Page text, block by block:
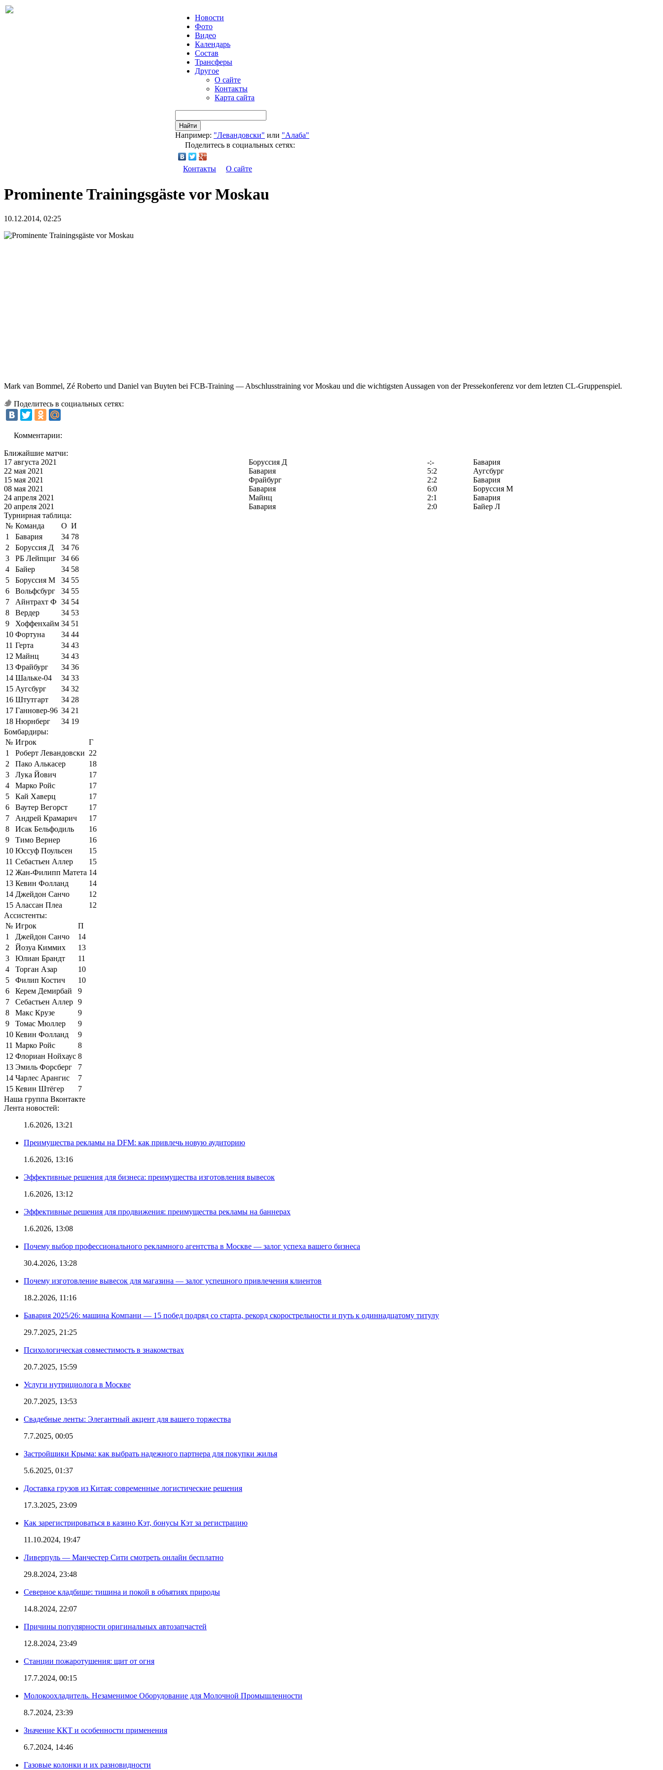
Новости
Фото
Видео
Календарь
Состав
Трансферы
Другое
О сайте
Контакты
Карта сайта
Найти
Например: "Левандовски" или "Алаба"
Поделитесь в социальных сетях:
Контакты О сайте
Prominente Trainingsgäste vor Moskau
10.12.2014, 02:25
Mark van Bommel, Zé Roberto und Daniel van Buyten bei FCB-Training — Abschlusstraining vor Moskau und die wichtigsten Aussagen von der Pressekonferenz vor dem letzten CL-Gruppenspiel.
Поделитесь в социальных сетях:
Комментарии:
Ближайшие матчи:
17 августа 2021
Боруссия Д -:-
Бавария
22 мая 2021
Бавария 5:2
Аугсбург
15 мая 2021
Фрайбург 2:2
Бавария
08 мая 2021
Бавария 6:0
Боруссия М
24 апреля 2021
Майнц 2:1
Бавария
20 апреля 2021
Бавария 2:0
Байер Л
Турнирная таблица:
№ Команда О И
1
Бавария 34 78
2
Боруссия Д 34 76
3
РБ Лейпциг 34 66
4
Байер 34 58
5
Боруссия М 34 55
6
Вольфсбург 34 55
7
Айнтрахт Ф 34 54
8
Вердер 34 53
9
Хоффенхайм 34 51
10 Фортуна 34 44
11 Герта 34 43
12 Майнц 34 43
13 Фрайбург 34 36
14 Шальке-04 34 33
15 Аугсбург 34 32
16 Штутгарт 34 28
17 Ганновер-96 34 21
18 Нюрнберг 34 19
Бомбардиры:
№ Игрок
Г
1
Роберт Левандовски 22
2
Пако Алькасер
18
3
Лука Йович
17
4
Марко Ройс
17
5
Кай Хаверц
17
6
Ваутер Вегорст
17
7
Андрей Крамарич
17
8
Исак Бельфодиль
16
9
Тимо Вернер
16
10 Юссуф Поульсен
15
11 Себастьен Аллер
15
12 Жан-Филипп Матета 14
13 Кевин Фолланд
14
14 Джейдон Санчо
12
15 Алассан Плеа
12
Ассистенты:
№ Игрок
П
1
Джейдон Санчо
14
2
Йозуа Киммих
13
3
Юлиан Брандт
11
4
Торган Азар
10
5
Филип Костич
10
6
Керем Демирбай
9
7
Себастьен Аллер 9
8
Макс Крузе
9
9
Томас Мюллер
9
10 Кевин Фолланд
9
11 Марко Ройс
8
12 Флориан Нойхаус 8
13 Эмиль Форсберг
7
14 Чарлес Арангис
7
15 Кевин Штёгер
7
Наша группа Вконтакте
Лента новостей:
1.6.2026, 13:21
Преимущества рекламы на DFM: как привлечь новую аудиторию
1.6.2026, 13:16
Эффективные решения для бизнеса: преимущества изготовления вывесок
1.6.2026, 13:12
Эффективные решения для продвижения: преимущества рекламы на баннерах
1.6.2026, 13:08
Почему выбор профессионального рекламного агентства в Москве — залог успеха вашего бизнеса
30.4.2026, 13:28
Почему изготовление вывесок для магазина — залог успешного привлечения клиентов
18.2.2026, 11:16
Бавария 2025/26: машина Компани — 15 побед подряд со старта, рекорд скорострельности и путь к одиннадцатому титулу
29.7.2025, 21:25
Психологическая совместимость в знакомствах
20.7.2025, 15:59
Услуги нутрициолога в Москве
20.7.2025, 13:53
Свадебные ленты: Элегантный акцент для вашего торжества
7.7.2025, 00:05
Застройщики Крыма: как выбрать надежного партнера для покупки жилья
5.6.2025, 01:37
Доставка грузов из Китая: современные логистические решения
17.3.2025, 23:09
Как зарегистрироваться в казино Кэт, бонусы Кэт за регистрацию
11.10.2024, 19:47
Ливерпуль — Манчестер Сити смотреть онлайн бесплатно
29.8.2024, 23:48
Северное кладбище: тишина и покой в объятиях природы
14.8.2024, 22:07
Причины популярности оригинальных автозапчастей
12.8.2024, 23:49
Станции пожаротушения: щит от огня
17.7.2024, 00:15
Молокоохладитель. Незаменимое Оборудование для Молочной Промышленности
8.7.2024, 23:39
Значение ККТ и особенности применения
6.7.2024, 14:46
Газовые колонки и их разновидности